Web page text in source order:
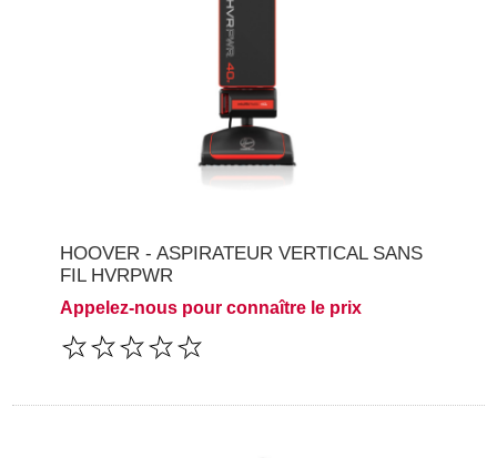
HOOVER - ASPIRATEUR VERTICAL SANS
FIL HVRPWR
Appelez-nous pour connaître le prix